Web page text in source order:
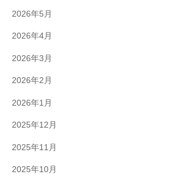
2026年5月
2026年4月
2026年3月
2026年2月
2026年1月
2025年12月
2025年11月
2025年10月